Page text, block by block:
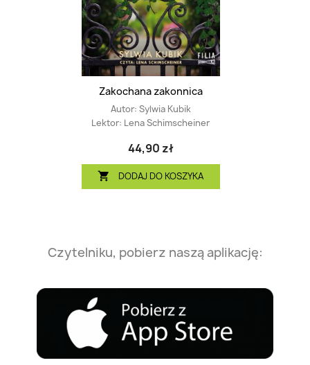
Zakochana zakonnica
Autor: Sylwia Kubik
Lektor: Lena Schimscheiner
44,90 zł
 DODAJ DO KOSZYKA
Czytelniku, pobierz naszą aplikację: